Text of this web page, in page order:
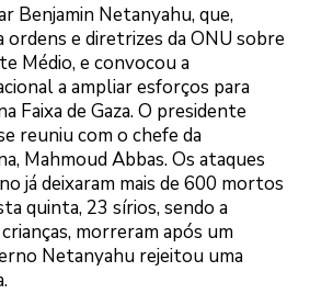
Benjamin Netanyahu, que,
ordens e diretrizes da ONU sobre
Médio, e convocou a
a ampliar esforços para
Faixa de Gaza. O presidente
reuniu com o chefe da
Mahmoud Abbas. Os ataques
já deixaram mais de 600 mortos
quinta, 23 sírios, sendo a
morreram após um
Netanyahu rejeitou uma